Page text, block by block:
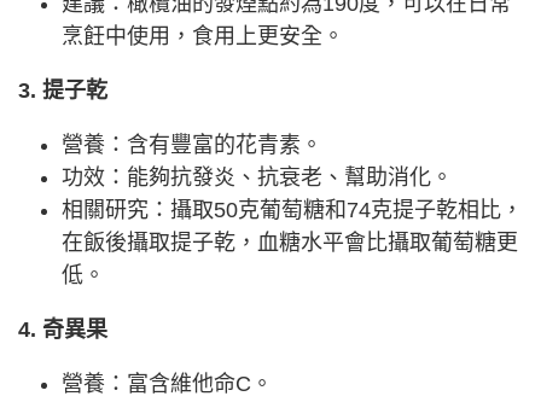
烹飪中使用，食用上更安全。
3. 提子乾
營養：含有豐富的花青素。
功效：能夠抗發炎、抗衰老、幫助消化。
相關研究：攝取50克葡萄糖和74克提子乾相比，
在飯後攝取提子乾，血糖水平會比攝取葡萄糖更
低。
4. 奇異果
營養：富含維他命C。